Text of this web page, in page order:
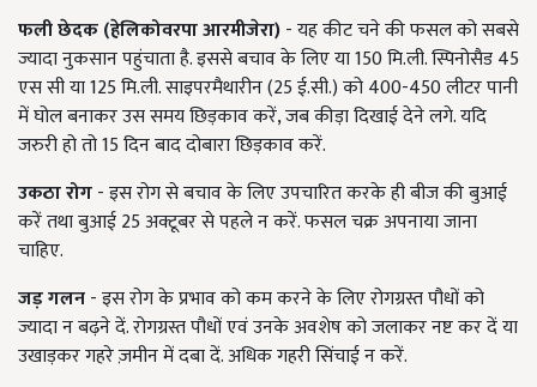
फली छेदक (हेलिकोवरपा आरमीजेरा)- यह कीट चने की फसल को सबसे
ज्यादा नुकसान पहुंचाता है. इससे बचाव के लिए या 150 मि.ली. स्पिनोसैड 45
एस सी या 125 मि.ली. साइपरमैथारीन (25 ई.सी.) को 400-450 लीटर पानी
में घोल बनाकर उस समय छिड़काव करें, जब कीड़ा दिखाई देने लगे. यदि
जरुरी हो तो 15 दिन बाद दोबारा छिड़काव करें.
उकठा रोग- इस रोग से बचाव के लिए उपचारित करके ही बीज की बुआई
करें तथा बुआई 25 अक्टूबर से पहले न करें. फसल चक्र अपनाया जाना
चाहिए.
जड़ गलन- इस रोग के प्रभाव को कम करने के लिए रोगग्रस्त पौधों को
ज्यादा न बढ़ने दें. रोगग्रस्त पौधों एवं उनके अवशेष को जलाकर नष्ट कर दें या
उखाड़कर गहरे ज़मीन में दबा दें. अधिक गहरी सिंचाई न करें.